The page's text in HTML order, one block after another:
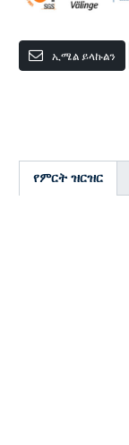
ኢሜል ይላኩልን
የምርት ዝርዝር